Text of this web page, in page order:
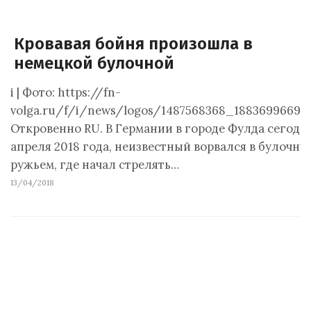
Кровавая бойня произошла в
немецкой булочной
i | Фото: https://fn-
volga.ru/f/i/news/logos/
Откровенно RU. В Германии в городе Фулда
апреля 2018 года, неизвестный ворвался в
ружьем, где начал стрелять…
13/04/2018